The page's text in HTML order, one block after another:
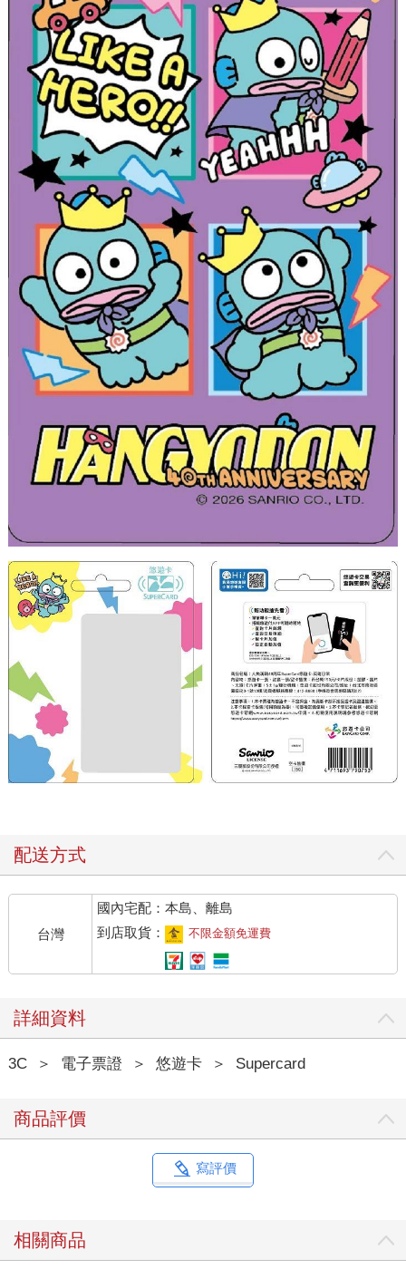
配送方式
台灣
國內宅配：本島、離島
到店取貨：
不限金額免運費
詳細資料
3C ＞ 電子票證 ＞ 悠遊卡 ＞ Supercard
商品評價
寫評價
相關商品